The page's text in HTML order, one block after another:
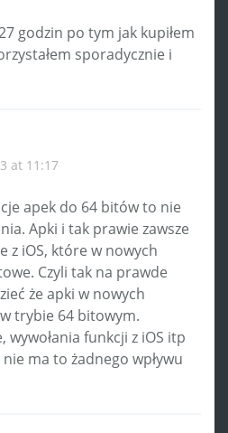
godzin po tym jak kupiłem
sporadycznie i
at 11:17
apek do 64 bitów to nie
Apki i tak prawie zawsze
z iOS, które w nowych
Czyli tak na prawde
że apki w nowych
trybie 64 bitowym.
wywołania funkcji z iOS itp
ma to żadnego wpływu